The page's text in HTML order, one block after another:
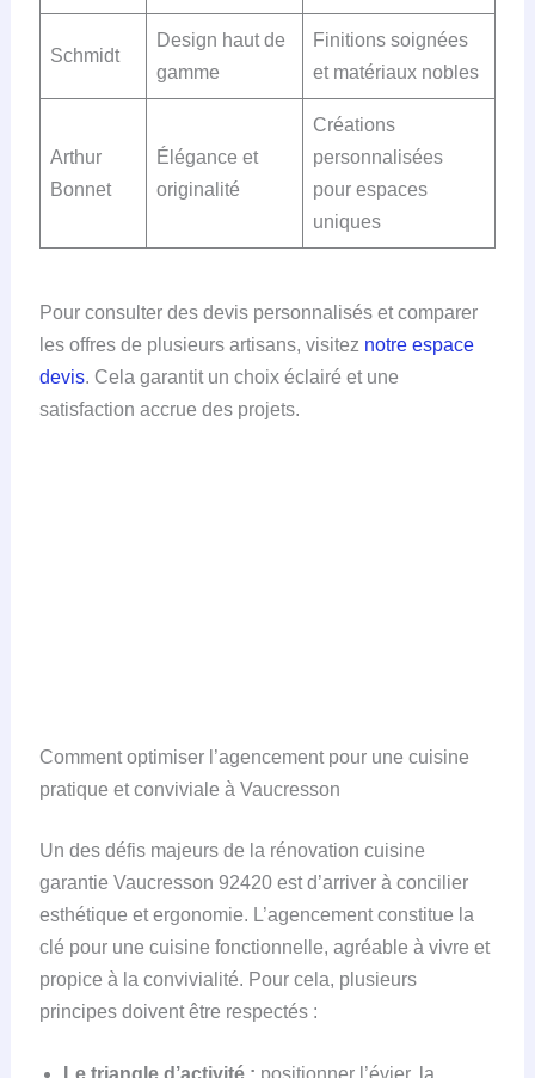
Schmidt
Design haut de
gamme
Finitions soignées
et matériaux nobles
Arthur
Bonnet
Élégance et
originalité
Créations
personnalisées
pour espaces
uniques
Pour consulter des devis personnalisés et comparer
les offres de plusieurs artisans, visitez notre espace
devis. Cela garantit un choix éclairé et une
satisfaction accrue des projets.
Comment optimiser l’agencement pour une cuisine
pratique et conviviale à Vaucresson
Un des défis majeurs de la rénovation cuisine
garantie Vaucresson 92420 est d’arriver à concilier
esthétique et ergonomie. L’agencement constitue la
clé pour une cuisine fonctionnelle, agréable à vivre et
propice à la convivialité. Pour cela, plusieurs
principes doivent être respectés :